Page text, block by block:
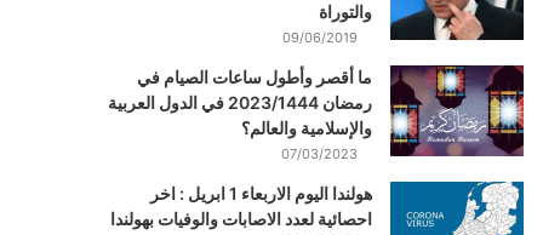
والتوراة
09/06/2019
ما أقصر وأطول ساعات الصيام في
رمضان 2023/1444 في الدول العربية
والإسلامية والعالم؟
07/03/2023
هولندا اليوم الاربعاء 1 ابريل : اخر
احصائية لعدد الاصابات والوفيات بهولندا